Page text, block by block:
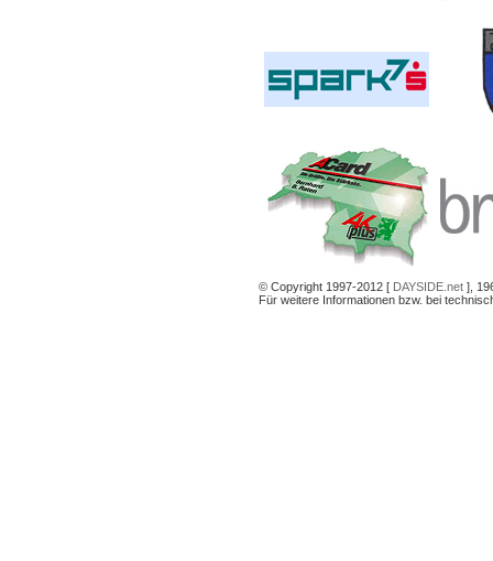
© Copyright 1997-2012 [ DAYSIDE.net ],
Für weitere Informationen bzw. bei